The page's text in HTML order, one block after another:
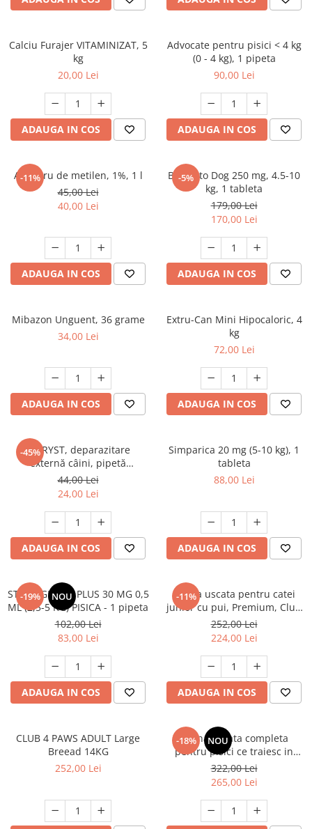
FRESH FARM
MY LOVE
RECOMPENSE
ACCESORII
DIETE VETERINARE
IGIENA SI COSMETICA
IGIENA OCHI SI URECHI
SAMPOANE
AFECTIUNI AURICULARE
AFECTIUNI DERMATOLOGICE
AFECTIUNI DIGESTIVE
AFECTIUNI OCULARE
AFECTIUNI URINARE
LAPTE PRAF
FARMINA
FRESH FARM
ACCESORII
DIETE VETERINARE
IGIENA SI COSMETICA
ASTERNUT SI LITIERE
IGIENA OCHI SI URECHI
SAMPOANE
RECOMPENSE
SUPLIMENTE
AFECTIUNI AURICULARE
AFECTIUNI DERMATOLOGICE
AFECTIUNI HEPATICE
AFECTIUNI OCULARE
IMUNITATE
Calciu Furajer VITAMINIZAT, 5
kg
20,00 Lei
ADAUGA IN COS
Advocate pentru pisici < 4 kg
(0 - 4 kg), 1 pipeta
90,00 Lei
ADAUGA IN COS
-11%
Albastru de metilen, 1%, 1 l
45,00 Lei
40,00 Lei
ADAUGA IN COS
-5%
Bravecto Dog 250 mg, 4.5-10
kg, 1 tableta
179,00 Lei
170,00 Lei
ADAUGA IN COS
Mibazon Unguent, 36 grame
34,00 Lei
ADAUGA IN COS
Extru-Can Mini Hipocaloric, 4
kg
72,00 Lei
ADAUGA IN COS
-45%
FYPRYST, deparazitare
externă câini, pipetă
repelentă, L(20 - 40kg), 1 buc
44,00 Lei
24,00 Lei
ADAUGA IN COS
Simparica 20 mg (5-10 kg), 1
tableta
88,00 Lei
ADAUGA IN COS
-19% NOU
STRONGHOLD PLUS 30 MG 0,5
ML (2,5-5 KG) PISICA - 1 pipeta
102,00 Lei
83,00 Lei
ADAUGA IN COS
-11%
Hrana uscata pentru catei
junior cu pui, Premium, Club
4 Paws, 14 kg
252,00 Lei
224,00 Lei
ADAUGA IN COS
CLUB 4 PAWS ADULT Large
Breead 14KG
252,00 Lei
-18% NOU
Hrana uscata completa
pentru pisici ce traiesc in
casa, Club 4 Paws Premium
Indoor, 14kg
322,00 Lei
265,00 Lei